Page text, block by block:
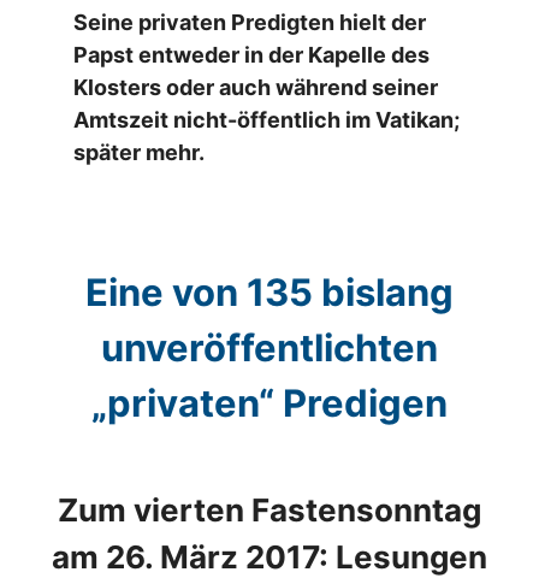
Seine privaten Predigten hielt der
Papst entweder in der Kapelle des
Klosters oder auch während seiner
Amtszeit nicht-öffentlich im Vatikan;
später mehr.
Eine von 135 bislang
unveröffentlichten
„privaten“ Predigen
Zum vierten Fastensonntag
am 26. März 2017: Lesungen